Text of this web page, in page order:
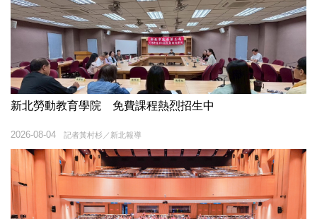
新北勞動教育學院 免費課程熱烈招生中
記者黃村杉／新北報導
2026-08-04